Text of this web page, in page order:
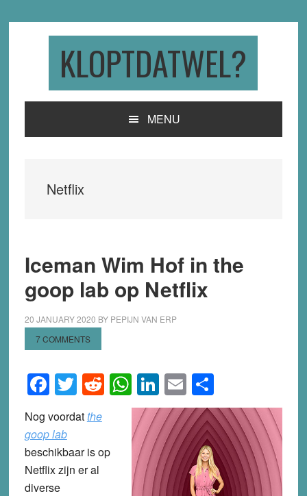
KLOPTDATWEL?
MENU
Netflix
Iceman Wim Hof in the
goop lab op Netflix
20 JANUARY 2020 BY PEPIJN VAN ERP
7 COMMENTS
Facebook
Twitter
Reddit
WhatsApp
LinkedIn
EmailShare
Nog voordatthe
goop lab
beschikbaar is op
Netflix zijn er al
diverse